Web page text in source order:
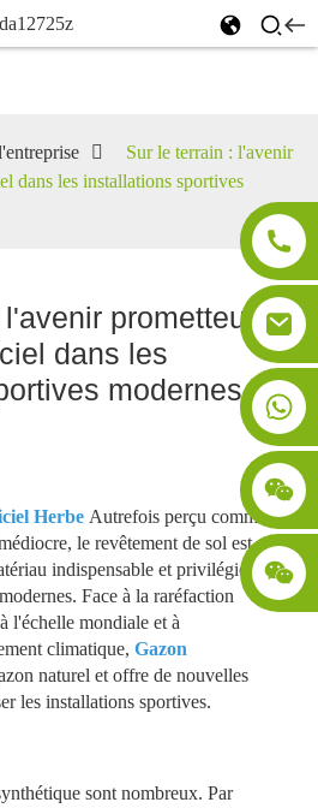
Sur le terrain : l'avenir
dans les installations sportives
prometteur
dans les
modernes
Herbe Autrefois perçu comme
le revêtement de sol est
indispensable et privilégié dans
Face à la raréfaction
l'échelle mondiale et à
climatique, Gazon
naturel et offre de nouvelles
les installations sportives.
sont nombreux. Par